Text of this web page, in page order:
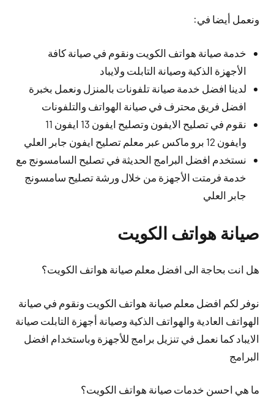
ونعمل أيضا في:
خدمة صيانة هواتف الكويت ونقوم في صيانة كافة
الأجهزة الذكية وصيانة التابلت ولايباد
لدينا افضل خدمة صيانة تلفونات بالمنزل ونعمل بخبرة
افضل فريق محترف في صيانة الهواتف والتلفونات
نقوم في تصليح الايفون وتصليح ايفون 13 ايفون 11
وايفون 12 برو ماكس عبر معلم تصليح ايفون جابر العلي
نستخدم افضل البرامج الحديثة في تصليح السامسونج مع
خدمة فرمتت الأجهزة من خلال ورشة تصليح سامسونج
جابر العلي
صيانة هواتف الكويت
هل انت بحاجة الى افضل معلم صيانة هواتف الكويت؟
نوفر لكم افضل معلم صيانة هواتف الكويت ونقوم في صيانة
الهواتف العادية والهواتف الذكية وصيانة أجهزة التابلت صيانة
الايباد كما نعمل في تنزيل برامج للأجهزة وباستخدام افضل
البرامج
ما هي احسن خدمات صيانة هواتف الكويت؟